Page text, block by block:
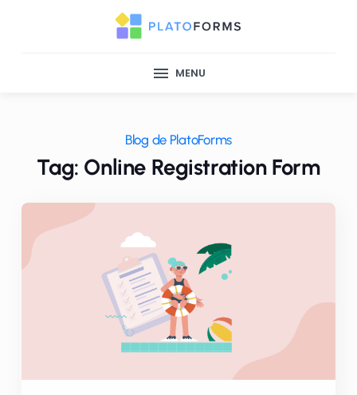
MENU
Blog de PlatoForms
Tag: Online Registration Form